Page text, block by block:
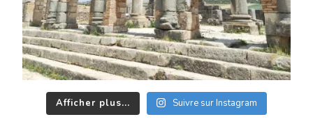
Afficher plus... Suivre sur Instagram